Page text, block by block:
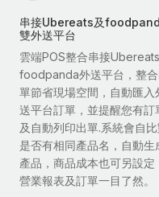
串接Ubereats及
雙外送平台
雲端POS整合串接
foodpanda外送平台，整合
單節省現場空間，自動匯入
送平台訂單，並提醒您有訂
及自動列印出單.系統會自
是否有相同產品名，自動生
產品，商品成本也可另設定
營業報表及訂單一目了然。